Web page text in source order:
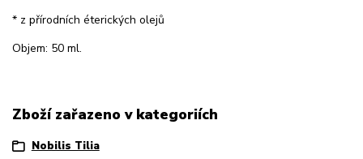
* z přírodních éterických olejů
Objem: 50 ml.
Zboží zařazeno v kategoriích
Nobilis Tilia